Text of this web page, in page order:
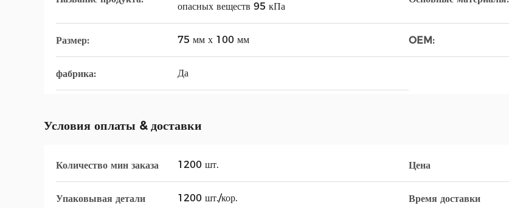
опасных веществ 95 кПа
Размер: 75 мм х 100 мм OEM:
фабрика: Да
Условия оплаты & доставки
Количество мин заказа 1200 шт. Цена
Упаковывая детали 1200 шт./кор. Время доставки